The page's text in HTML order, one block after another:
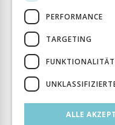
ISSN:1660-3435
THESIS XVII/2016-2017
Préface. Pour en
Pierre Alain Mariaux
PERFORMANCE
TARGETING
FUNKTIONALITÄT
ALLE